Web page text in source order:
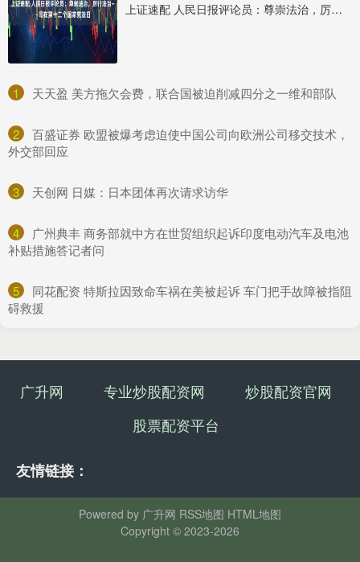
上证速配 人民日报评论员：尊崇法治，厉行法治——写在第十二个国家宪法日
1 ​天天盈 美方拖欠会费，联合国被迫削减四分之一维和部队
2
​百盛证券 欧盟被爆考虑迫使中国公司向欧洲公司移交技术，
外交部回应
3 ​天创网 日媒：日本团体再次请求访华
4
​广州典丰 商务部就中方在世贸组织起诉印度电动汽车及电池
补贴措施答记者问
5
​同花配资 特斯拉因致命车祸在美被起诉 车门把手故障被指阻
碍救援
广升网 专业炒股配资网
炒股配资官网
股票配资平台
友情链接：
Powered by 广升网 RSS地图 HTML地图
Copyright © 2023-2026